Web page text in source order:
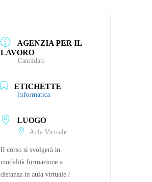
AGENZIA PER IL
LAVORO
Candidati
ETICHETTE
Informatica
LUOGO
Aula Virtuale
Il corso si svolgerà in
modalità formazione a
distanza in aula virtuale /